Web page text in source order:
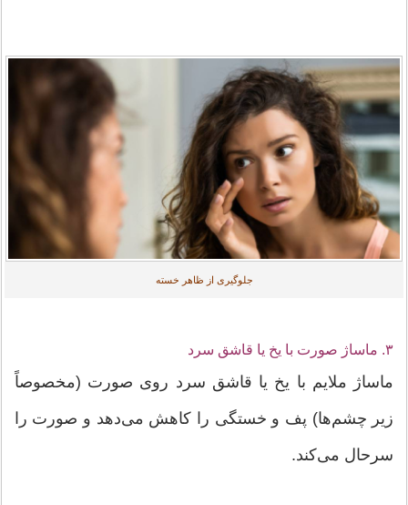
جلوگیری از ظاهر خسته
۳. ماساژ صورت با یخ یا قاشق سرد
ماساژ ملایم با یخ یا قاشق سرد روی صورت (مخصوصاً
زیر چشم‌ها) پف و خستگی را کاهش می‌دهد و صورت را
سرحال می‌کند.